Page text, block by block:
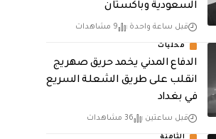
السعودية وباكستان
قبل ساعة واحدة 9 مشاهدات
محليات
الدفاع المدني يخمد حريق صهريج
انقلب على طريق الشعلة السريع
في بغداد
قبل ساعتين 36 مشاهدات
الثامنة